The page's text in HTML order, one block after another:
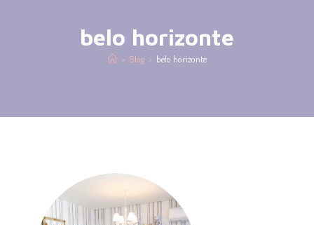
belo horizonte
> Blog > belo horizonte